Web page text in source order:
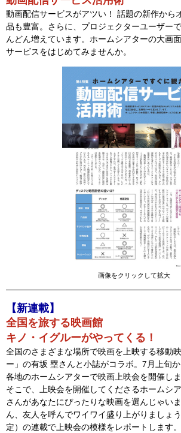
動画配信サービスがアツい！ 話題の新作から
品も豊富。さらに、プロジェクターユーザー
んどん増えています。ホームシアターの大画
サービスをはじめてみませんか。
画像をクリックして拡大
【新連載】
全国を旅する映画館
キノ・イグルーがやってくる！
全国のさまざまな場所で映画を上映する移動
ー」の有坂 塁さんと小誌がコラボ。7月上旬
各地のホームシアターで映画上映会を開催しま
そこで、上映会を開催してくださるホームシ
さんがあなたにぴったりな映画を選んじゃい
ん、友人を呼んでワイワイ盛り上がりましょ
定）の連載で上映会の模様をレポートします。